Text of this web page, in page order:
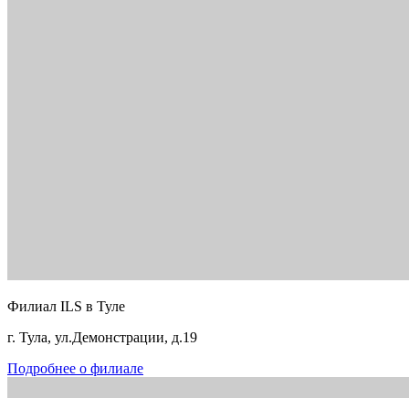
Филиал ILS в Туле
г. Тула, ул.Демонстрации, д.19
Подробнее о филиале